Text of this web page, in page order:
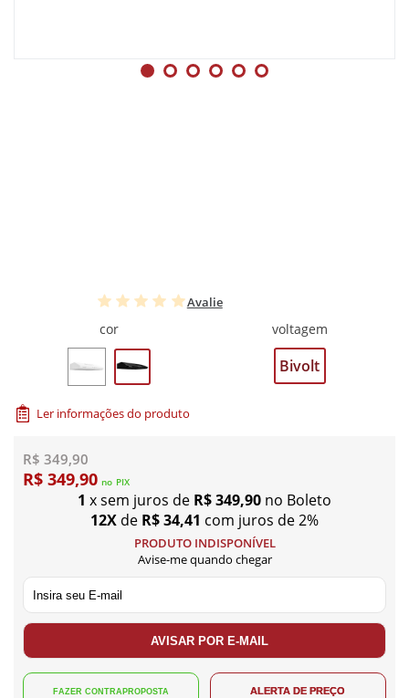
Avalie
cor voltagem
Bivolt
Ler informações do produto
R$ 349,90
R$ 349,90 no PIX
1 x sem juros de R$ 349,90 no Boleto
12X de R$ 34,41 com juros de 2%
PRODUTO INDISPONÍVEL
Avise-me quando chegar